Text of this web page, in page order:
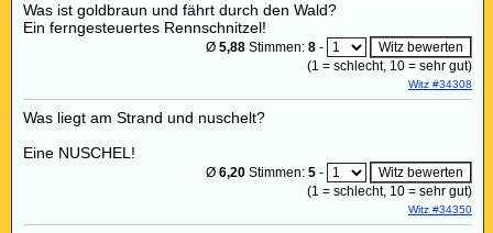
Was ist goldbraun und fährt durch den Wald?
Ein ferngesteuertes Rennschnitzel!
Ø 5,88 Stimmen: 8 -
(1 = schlecht, 10 = sehr gut)
Witz #34308
Was liegt am Strand und nuschelt?
Eine NUSCHEL!
Ø 6,20 Stimmen: 5 -
(1 = schlecht, 10 = sehr gut)
Witz #34350